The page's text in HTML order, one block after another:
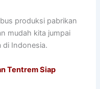
produksi pabrikan
mudah kita jumpai
di Indonesia.
Tentrem Siap